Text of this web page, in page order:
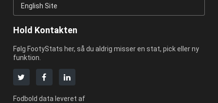
English Site
Hold Kontakten
Følg FootyStats her, så du aldrig misser en stat, pick eller ny
funktion.
Fodbold data leveret af